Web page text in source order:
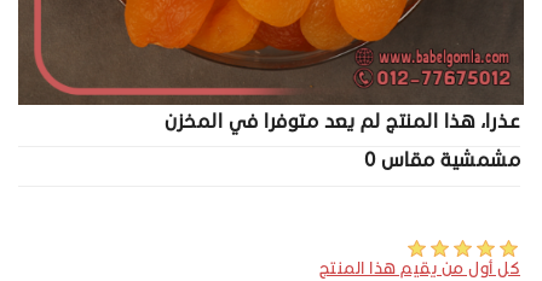
عذرا، هذا المنتج لم يعد متوفرا في المخزن
مشمشية مقاس 0
كل أول من يقيم هذا المنتج